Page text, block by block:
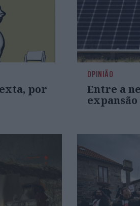
por
OPINIÃO
Entre a